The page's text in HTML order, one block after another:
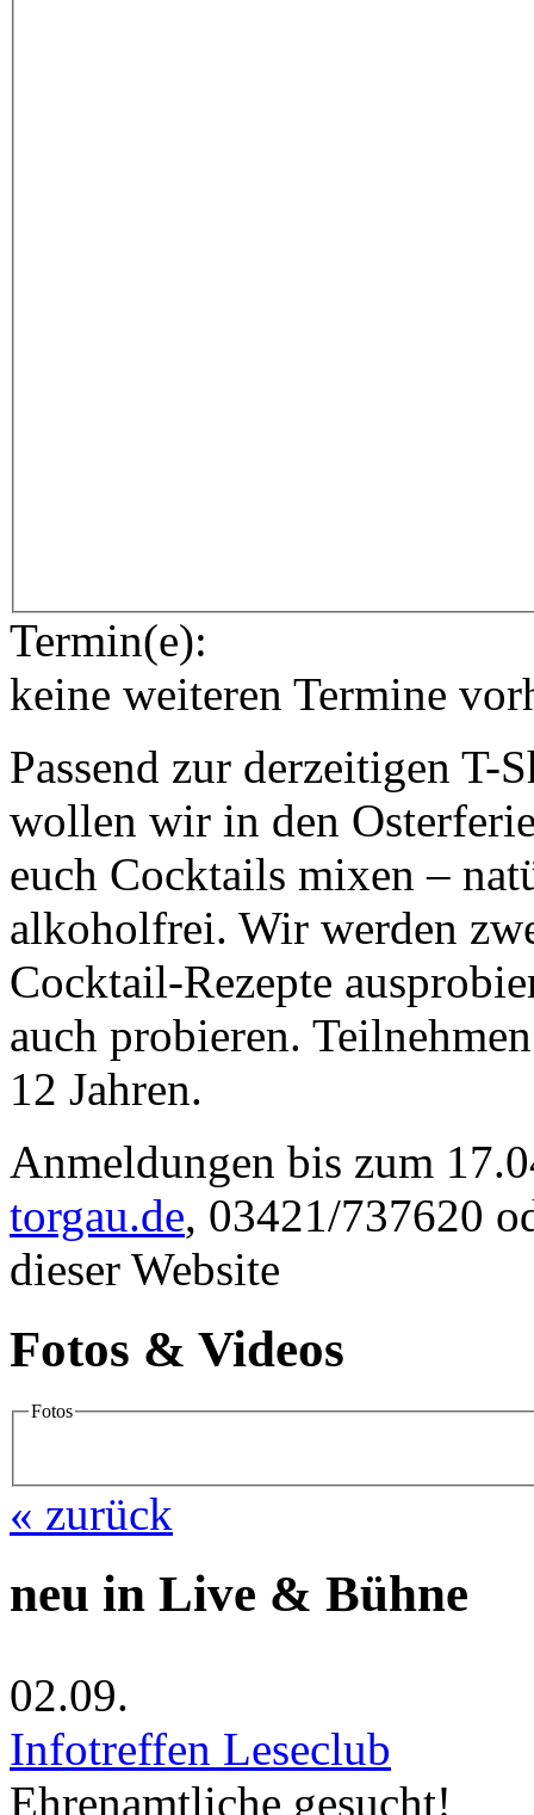
Termin(e):
keine weiteren Termine
Passend zur derzeitigen
wollen wir in den
euch Cocktails mixen –
alkoholfrei. Wir werden
Cocktail-Rezepte
auch probieren.
12 Jahren.
Anmeldungen bis zum
torgau.de, 03421/737620
dieser Website
Fotos & Videos
Fotos
« zurück
neu in Live & Bühne
02.09.
Infotreffen Leseclub
Ehrenamtliche gesucht!